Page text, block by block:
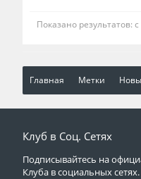
Показано результатов:
Главная Метки
Клуб в Соц. Сетях
Подписывайтесь на
Клуба в социальных сетях.